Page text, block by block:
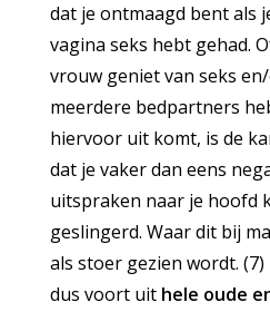
dat je ontmaagd bent als
vagina seks hebt gehad.
vrouw geniet van seks
meerdere bedpartners
hiervoor uit komt, is de
dat je vaker dan eens
uitspraken naar je hoofd
geslingerd. Waar dit bij
als stoer gezien wordt.
dus voort uit hele oude